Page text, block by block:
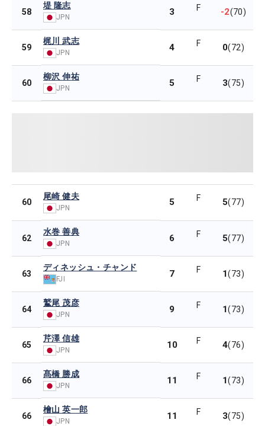
58
堤 隆志
JPN 3 F -2(70)
59
梶川 武志
JPN 4 F 0(72)
60
柳沢 伸祐
JPN 5 F 3(75)
60
尾崎 健夫
JPN
5 F 5(77)
62
水巻 善典
JPN 6 F 5(77)
63
ディネッシュ・チャンド
FJI 7 F 1(73)
64
鷲尾 茂彦
JPN 9 F 1(73)
65
芹澤 信雄
JPN 10 F 4(76)
66
髙橋 勝成
JPN 11 F 1(73)
66
檜山 英一郎
JPN 11 F 3(75)